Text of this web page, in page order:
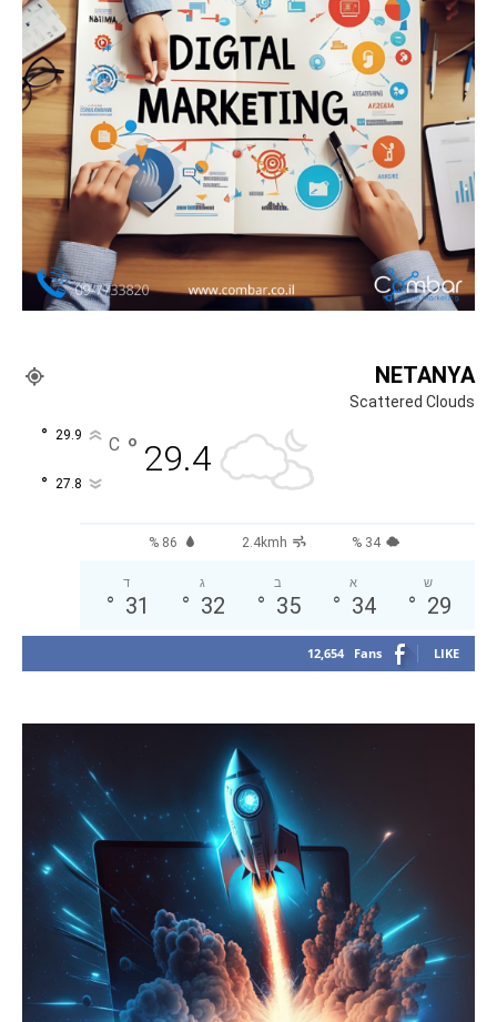
NETANYA
Scattered Clouds
29.4
°
C
29.9
°
27.8
°
86 % 2.4kmh 34 %
ש
29
°
א
34
°
ב
35
°
ג
32
°
ד
31
°
12,654 Fans LIKE